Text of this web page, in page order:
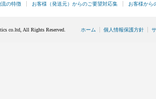
流の特徴 お客様（発送元）からのご要望対応集 お客様から
co.ltd, All Rights Reserved. ホーム 個人情報保護方針